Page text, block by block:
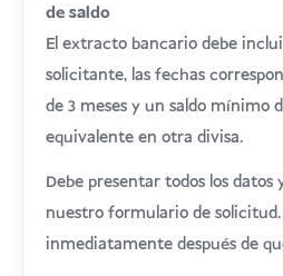
de saldo
El extracto bancario debe
solicitante, las fechas
de 3 meses y un saldo mínimo
equivalente en otra divisa.
Debe presentar todos los datos
nuestro formulario de
inmediatamente después de